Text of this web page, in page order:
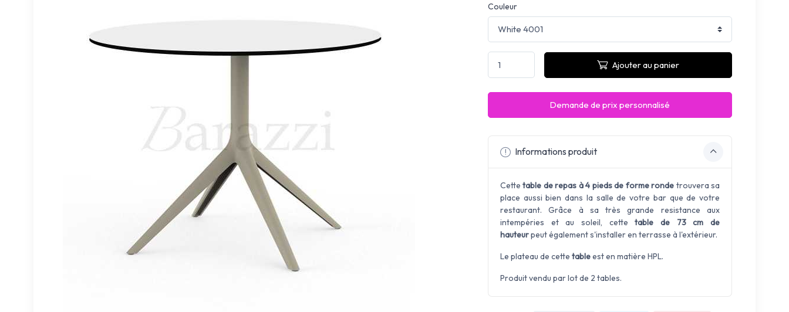
Couleur
Ajouter au panier
Demande de prix personnalisé
Informations produit
Cettetable de repas à 4 pieds de forme ronde trouvera sa
place aussi bien dans la salle de votre bar que de votre
restaurant. Grâce à sa très grande resistance aux
intempéries et au soleil, cettetable de 73 cm de
hauteurpeut également s'installer en terrasse à l'extérieur.
Le plateau de cette tableest en matière HPL.
Produit vendu par lot de 2 tables.